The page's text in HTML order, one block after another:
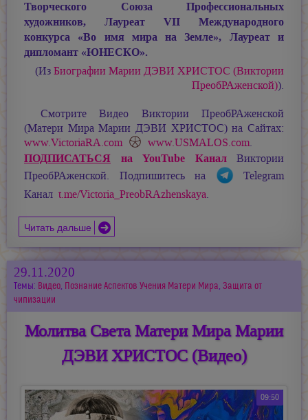
Творческого Союза Профессиональных
художников, Лауреат VII Международного
конкурса «Во имя мира на Земле», Лауреат и
дипломант «ЮНЕСКО».
(Из Биографии Марии ДЭВИ ХРИСТОС (Виктории
ПреобРАженской)).
Смотрите Видео Виктории ПреобРАженской
(Матери МираМарии ДЭВИ ХРИСТОС) на Сайтах:
www.VictoriaRA.com
www.USMALOS.com.
ПОДПИСАТЬСЯ на YouTube КаналВиктории
ПреобРАженской. Подпишитесь на
Telegram
Канал t.me/Victoria_PreobRAzhenskaya.
Читать дальше
29.11.2020
Темы: Видео, Познание Аспектов Учения Матери Мира, Защита от
чипизации
Молитва Света Матери Мира Марии
ДЭВИ ХРИСТОС (Видео)
09:50